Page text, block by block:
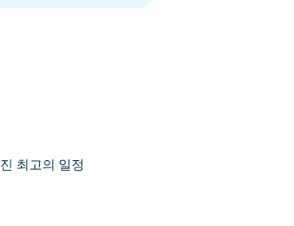
최고의 일정